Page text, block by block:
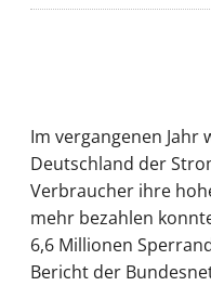
Im vergangenen Jahr
Deutschland der
Verbraucher ihre
mehr bezahlen
6,6 Millionen
Bericht der